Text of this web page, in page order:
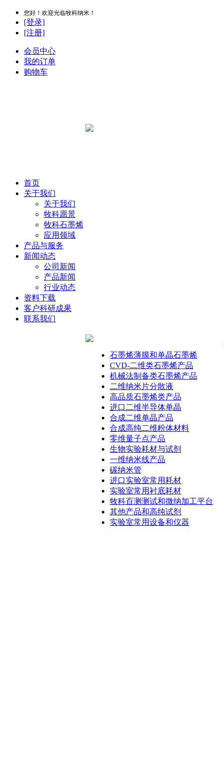
您好！欢迎光临牧科纳米！
[登录]
[注册]
会员中心
我的订单
购物车
首页
关于我们
关于我们
牧科愿景
牧科石墨烯
应用领域
产品与服务
新闻动态
公司新闻
产品新闻
行业动态
资料下载
客户科研成果
联系我们
石墨烯薄膜和单晶石墨烯
CVD-二维类石墨烯产品
机械法制备类石墨烯产品
二维纳米片分散液
高品质石墨烯类产品
进口二维半导体单晶
合成二维单晶产品
合成高纯二维粉体材料
零维量子点产品
生物实验耗材与试剂
一维纳米线产品
碳纳米管
进口实验室常用耗材
实验室常用衬底耗材
牧科百测测试和微纳加工平台
其他产品和高纯试剂
实验室常用设备和仪器